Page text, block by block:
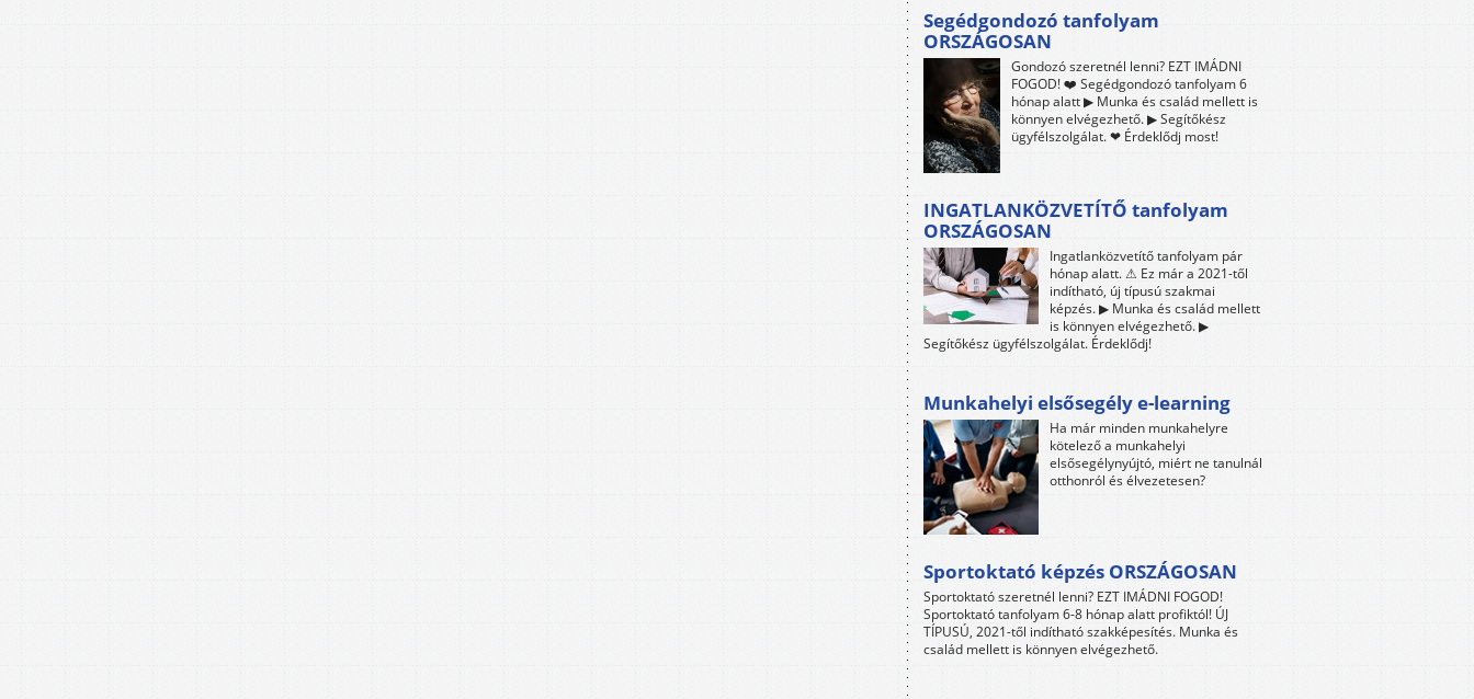
Segédgondozó tanfolyam
ORSZÁGOSAN
Gondozó szeretnél lenni? EZT IMÁDNI
FOGOD! ❤️ Segédgondozó tanfolyam 6
hónap alatt ▶ Munka és család mellett is
könnyen elvégezhető. ▶ Segítőkész
ügyfélszolgálat. ❤ Érdeklődj most!
INGATLANKÖZVETÍTŐ tanfolyam
ORSZÁGOSAN
Ingatlanközvetítő tanfolyam pár
hónap alatt. ⚠ Ez már a 2021-től
indítható, új típusú szakmai
képzés. ▶ Munka és család mellett
is könnyen elvégezhető. ▶
Segítőkész ügyfélszolgálat. Érdeklődj!
Munkahelyi elsősegély e-learning
Ha már minden munkahelyre
kötelező a munkahelyi
elsősegélynyújtó, miért ne tanulnál
otthonról és élvezetesen?
Sportoktató képzés ORSZÁGOSAN
Sportoktató szeretnél lenni? EZT IMÁDNI FOGOD!
Sportoktató tanfolyam 6-8 hónap alatt profiktól! ÚJ
TÍPUSÚ, 2021-től indítható szakképesítés. Munka és
család mellett is könnyen elvégezhető.